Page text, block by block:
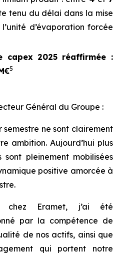
tenu du délai dans la mise
d’évaporation forcée
capex 2025 réaffirmée :
5
Général du Groupe :
semestre ne sont clairement
ambition. Aujourd’hui plus
pleinement mobilisées
positive amorcée à
chez Eramet, j’ai été
par la compétence de
de nos actifs, ainsi que
qui portent notre